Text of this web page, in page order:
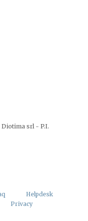
srl - P.I.
Helpdesk
Privacy